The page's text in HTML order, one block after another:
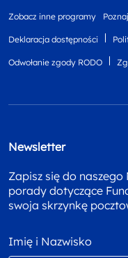
Zobacz inne programy
Deklaracja dostępności
Odwołanie zgody RODO
Newsletter
Zapisz się do
porady dotyczące
swoja skrzynkę
Imię i Nazwisko